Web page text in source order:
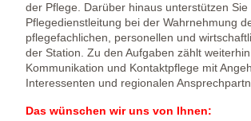
der Pflege. Darüber hinaus unterstützen Sie
Pflegedienstleitung bei der Wahrnehmung
pflegefachlichen, personellen und
der Station. Zu den Aufgaben zählt
Kommunikation und Kontaktpflege mit
Interessenten und regionalen
Das wünschen wir uns von Ihnen: